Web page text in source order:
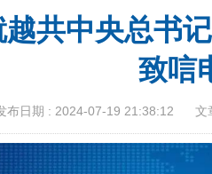
共中央总书
致唁
布日期 : 2024-07-19 21:38:12 文